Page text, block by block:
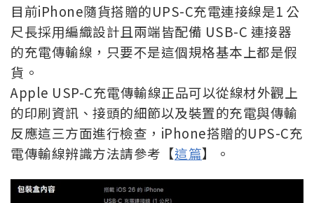
目前iPhone隨貨搭贈的UPS-C充電連接線是1 公
尺長採用編織設計且兩端皆配備 USB-C 連接器
的充電傳輸線，只要不是這個規格基本上都是假
貨。
Apple USP-C充電傳輸線正品可以從線材外觀上
的印刷資訊、接頭的細節以及裝置的充電與傳輸
反應這三方面進行檢查， iPhone搭贈的UPS-C充
電傳輸線辨識方法請參考【這篇】。